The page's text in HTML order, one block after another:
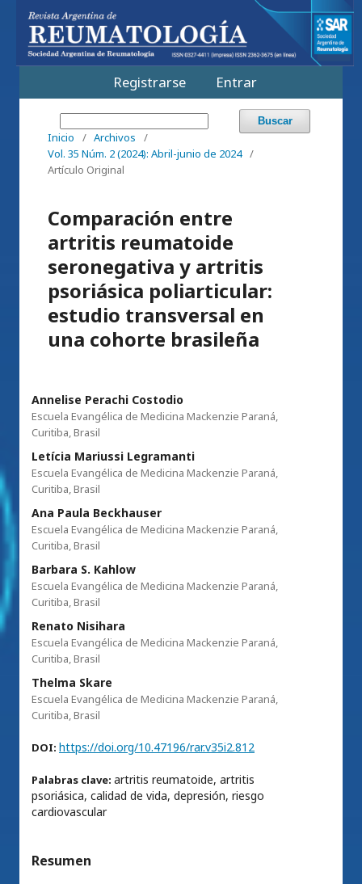
Registrarse Entrar
Buscar
Inicio / Archivos
/
Vol. 35 Núm. 2 (2024): Abril-junio de 2024 /
Artículo Original
Comparación entre
artritis reumatoide
seronegativa y artritis
psoriásica poliarticular:
estudio transversal en
una cohorte brasileña
Annelise Perachi Costodio
Escuela Evangélica de Medicina Mackenzie Paraná,
Curitiba, Brasil
Letícia Mariussi Legramanti
Escuela Evangélica de Medicina Mackenzie Paraná,
Curitiba, Brasil
Ana Paula Beckhauser
Escuela Evangélica de Medicina Mackenzie Paraná,
Curitiba, Brasil
Barbara S. Kahlow
Escuela Evangélica de Medicina Mackenzie Paraná,
Curitiba, Brasil
Renato Nisihara
Escuela Evangélica de Medicina Mackenzie Paraná,
Curitiba, Brasil
Thelma Skare
Escuela Evangélica de Medicina Mackenzie Paraná,
Curitiba, Brasil
DOI: https://doi.org/10.47196/rar.v35i2.812
Palabras clave: artritis reumatoide, artritis
psoriásica, calidad de vida, depresión, riesgo
cardiovascular
Resumen